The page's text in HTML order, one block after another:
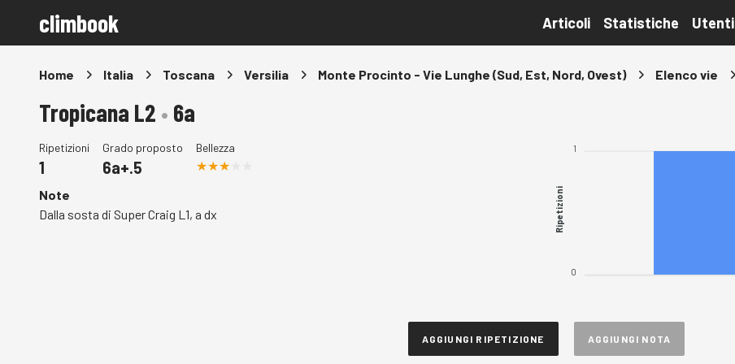
climbook Articoli Statistiche Utenti
Home Italia Toscana Versilia Monte Procinto - Vie Lunghe (Sud, Est, Nord, Ovest) Elenco vie
Tropicana L2 • 6a
Ripetizioni
1
Grado proposto
6a+.5
Bellezza
Note
Dalla sosta di Super Craig L1, a dx
1
0
Ripetizioni
AGGIUNGI RIPETIZIONE AGGIUNGI NOTA